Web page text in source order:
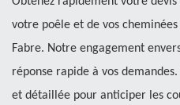
votre poêle et de vos
Fabre. Notre engagement
réponse rapide à vos
et détaillée pour anticiper les